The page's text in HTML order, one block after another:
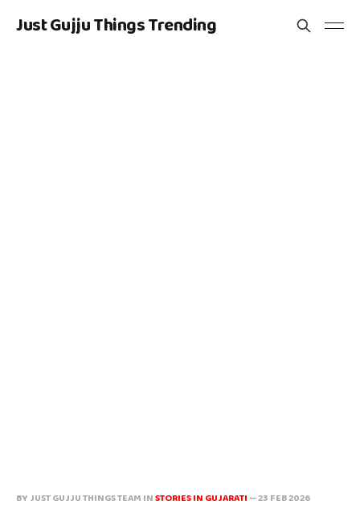
Just Gujju Things Trending
BY JUST GUJJU THINGS TEAM INSTORIES IN GUJARATI—23 FEB 2026